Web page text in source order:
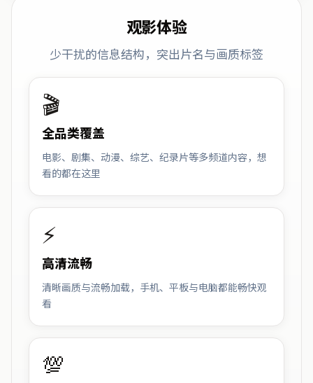
观影体验
少干扰的信息结构，突出片名与画质标签
🎬
全品类覆盖
电影、剧集、动漫、综艺、纪录片等多频道内容，想
看的都在这里
⚡
高清流畅
清晰画质与流畅加载，手机、平板与电脑都能畅快观
看
💯